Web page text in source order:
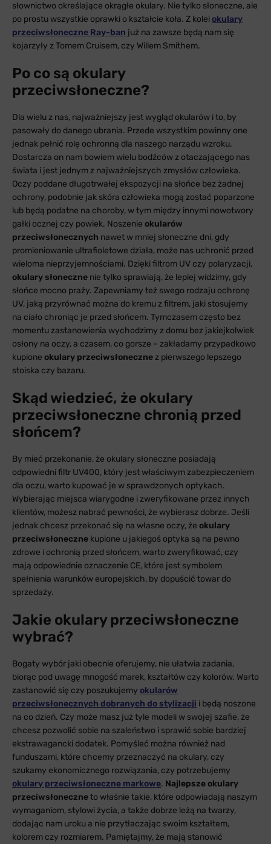
słownictwo określające okrągłe okulary. Nie tylko słoneczne, ale
po prostu wszystkie oprawki o kształcie koła. Z koleiokulary
przeciwsłoneczne Ray-ban już na zawsze będą nam się
kojarzyły z Tomem Cruisem, czy Willem Smithem.
Po co są okulary
przeciwsłoneczne?
Dla wielu z nas, najważniejszy jest wygląd okularów i to, by
pasowały do danego ubrania. Przede wszystkim powinny one
jednak pełnić rolę ochronną dla naszego narządu wzroku.
Dostarcza on nam bowiem wielu bodźców z otaczającego nas
świata i jest jednym z najważniejszych zmysłów człowieka.
Oczy poddane długotrwałej ekspozycji na słońce bez żadnej
ochrony, podobnie jak skóra człowieka mogą zostać poparzone
lub będą podatne na choroby, w tym między innymi nowotwory
gałki ocznej czy powiek. Noszenie okularów
przeciwsłonecznych nawet w mniej słoneczne dni, gdy
promieniowanie ultrafioletowe działa, może nas uchronić przed
wieloma nieprzyjemnościami. Dzięki filtrom UV czy polaryzacji,
okulary słoneczne nie tylko sprawiają, że lepiej widzimy, gdy
słońce mocno praży. Zapewniamy też swego rodzaju ochronę
UV, jaką przyrównać można do kremu z filtrem, jaki stosujemy
na ciało chroniąc je przed słońcem. Tymczasem często bez
momentu zastanowienia wychodzimy z domu bez jakiejkolwiek
osłony na oczy, a czasem, co gorsze – zakładamy przypadkowo
kupione okulary przeciwsłonecznez pierwszego lepszego
stoiska czy bazaru.
Skąd wiedzieć, że okulary
przeciwsłoneczne chronią przed
słońcem?
By mieć przekonanie, że okulary słoneczne posiadają
odpowiedni filtr UV400, który jest właściwym zabezpieczeniem
dla oczu, warto kupować je w sprawdzonych optykach.
Wybierając miejsca wiarygodne i zweryfikowane przez innych
klientów, możesz nabrać pewności, że wybierasz dobrze. Jeśli
jednak chcesz przekonać się na własne oczy, że okulary
przeciwsłoneczne kupione u jakiegoś optyka są na pewno
zdrowe i ochronią przed słońcem, warto zweryfikować, czy
mają odpowiednie oznaczenie CE, które jest symbolem
spełnienia warunków europejskich, by dopuścić towar do
sprzedaży.
Jakie okulary przeciwsłoneczne
wybrać?
Bogaty wybór jaki obecnie oferujemy, nie ułatwia zadania,
biorąc pod uwagę mnogość marek, kształtów czy kolorów. Warto
zastanowić się czy poszukujemy okularów
przeciwsłonecznych dobranych do stylizacji i będą noszone
na co dzień. Czy może masz już tyle modeli w swojej szafie, że
chcesz pozwolić sobie na szaleństwo i sprawić sobie bardziej
ekstrawagancki dodatek. Pomyśleć można również nad
funduszami, które chcemy przeznaczyć na okulary, czy
szukamy ekonomicznego rozwiązania, czy potrzebujemy
okulary przeciwsłoneczne markowe. Najlepsze okulary
przeciwsłoneczneto właśnie takie, które odpowiadają naszym
wymaganiom, stylowi życia, a także dobrze leżą na twarzy,
dodając nam uroku a nie przytłaczając swoim kształtem,
kolorem czy rozmiarem. Pamiętajmy, że mają stanowić